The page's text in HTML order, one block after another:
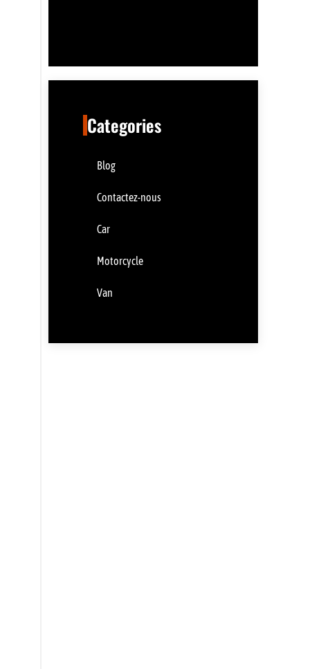
Categories
Blog
Contactez-nous
Car
Motorcycle
Van